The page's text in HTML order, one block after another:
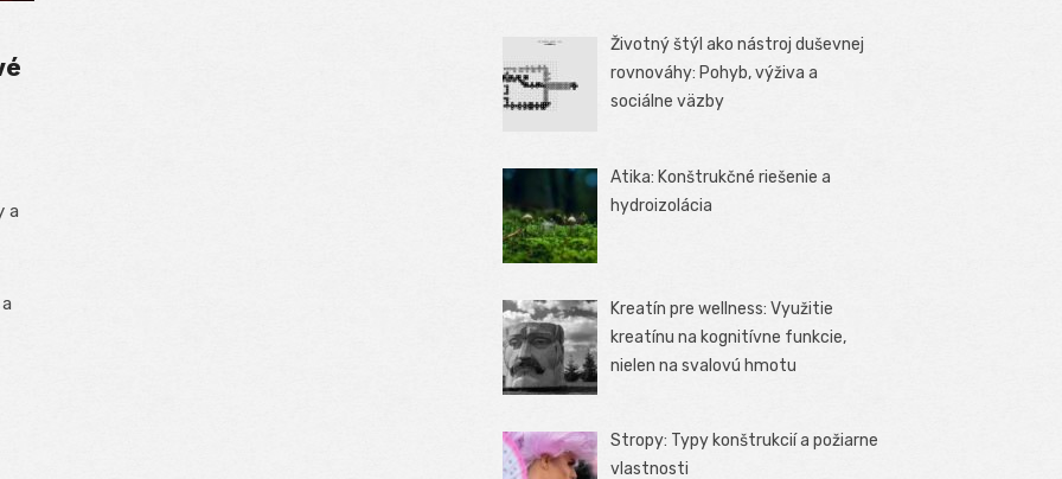
a
Životný štýl ako nástroj duševnej
rovnováhy: Pohyb, výživa a
sociálne väzby
Atika: Konštrukčné riešenie a
hydroizolácia
Kreatín pre wellness: Využitie
kreatínu na kognitívne funkcie,
nielen na svalovú hmotu
Stropy: Typy konštrukcií a požiarne
vlastnosti